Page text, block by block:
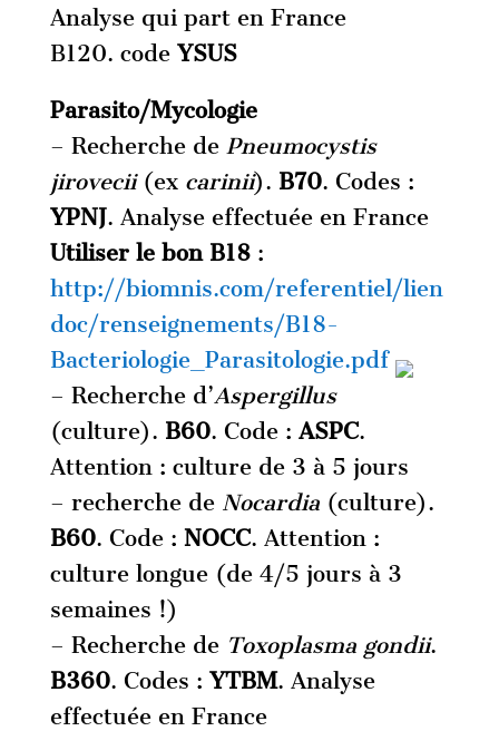
Analyse qui part en France
B120. code YSUS
Parasito/Mycologie
– Recherche de Pneumocystis
jirovecii(ex carinii). B70. Codes :
YPNJ. Analyse effectuée en France
Utiliser le bon B18:
http://biomnis.com/referentiel/lien
doc/renseignements/B18-
Bacteriologie_Parasitologie.pdf
– Recherche d’Aspergillus
(culture). B60. Code : ASPC.
Attention : culture de 3 à 5 jours
– recherche de Nocardia(culture).
B60. Code : NOCC. Attention :
culture longue (de 4/5 jours à 3
semaines !)
– Recherche de Toxoplasma gondii.
B360. Codes : YTBM. Analyse
effectuée en France